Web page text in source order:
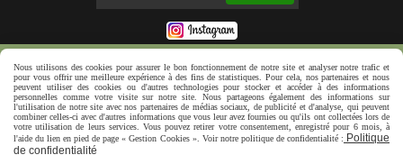
Mentions Légales
Politique de confidentialité
Créer un site web
Nous utilisons des cookies pour assurer le bon fonctionnement de notre site et analyser notre trafic et
pour vous offrir une meilleure expérience à des fins de statistiques. Pour cela, nos partenaires et nous
peuvent utiliser des cookies ou d'autres technologies pour stocker et accéder à des informations
personnelles comme votre visite sur notre site. Nous partageons également des informations sur
l'utilisation de notre site avec nos partenaires de médias sociaux, de publicité et d'analyse, qui peuvent
combiner celles-ci avec d'autres informations que vous leur avez fournies ou qu'ils ont collectées lors de
votre utilisation de leurs services. Vous pouvez retirer votre consentement, enregistré pour 6 mois, à
l'aide du lien en pied de page « Gestion Cookies ». Voir notre politique de confidentialité : Politique
de confidentialité